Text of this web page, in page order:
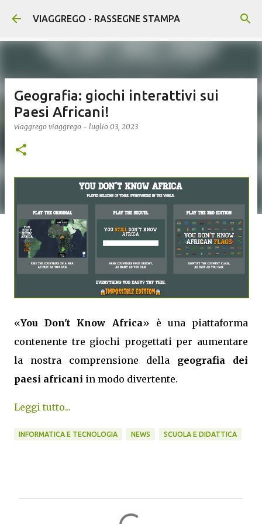
Passa ai contenuti principali
VIAGGREGO - RASSEGNE STAMPA
Geografia: giochi interattivi sui
Paesi Africani!
viaggrego viaggrego - luglio 03, 2023
«You Don't Know Africa» è una piattaforma
contenente tre giochi progettati per aumentare
la nostra comprensione della geografia dei
paesi africani in modo divertente.
Leggi tutto...
INFORMATICA E TECNOLOGIA NEWS SCUOLA E DIDATTICA